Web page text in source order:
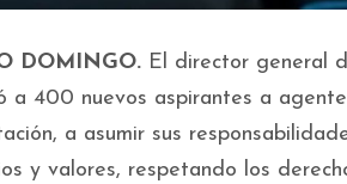
DOMINGO. El director general
a 400 nuevos aspirantes a
a asumir sus
y valores, respetando los